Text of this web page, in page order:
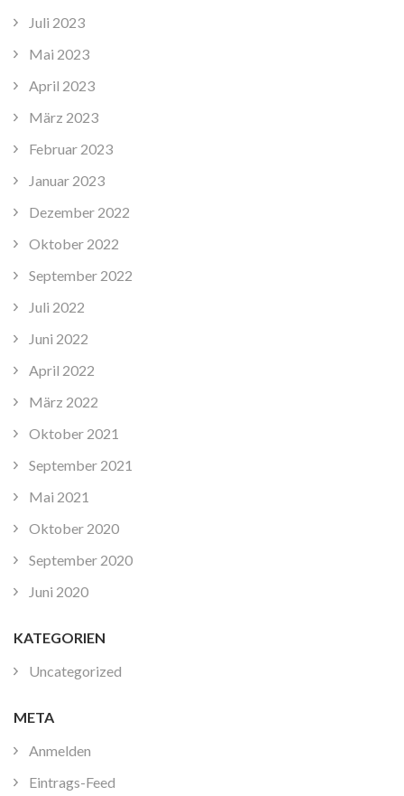
Juli 2023
Mai 2023
April 2023
März 2023
Februar 2023
Januar 2023
Dezember 2022
Oktober 2022
September 2022
Juli 2022
Juni 2022
April 2022
März 2022
Oktober 2021
September 2021
Mai 2021
Oktober 2020
September 2020
Juni 2020
KATEGORIEN
Uncategorized
META
Anmelden
Eintrags-Feed